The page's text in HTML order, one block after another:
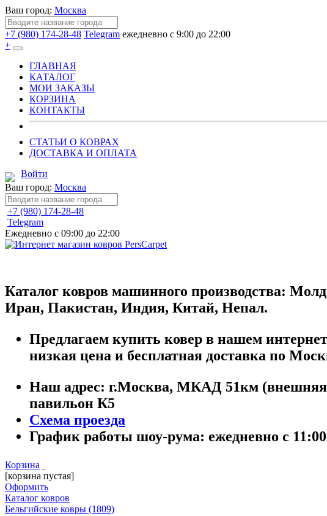
Ваш город: Москва
+7 (980) 174-28-48 Telegram ежедневно с 9:00 до 22:00
+
ГЛАВНАЯ
КАТАЛОГ
МОИ ЗАКАЗЫ
КОРЗИНА
КОНТАКТЫ
СТАТЬИ О КОВРАХ
ДОСТАВКА И ОПЛАТА
Войти
Ваш город: Москва
+7 (980) 174-28-48
Telegram
Ежедневно с 09:00 до 22:00
Каталог ковров машинного производства:
Иран, Пакистан, Индия, Китай, Непал.
Предлагаем купить ковер в нашем
низкая цена и бесплатная доставка по
Наш адрес: г.Москва, МКАД 51км (внешняя
павильон К5
Схема проезда
График работы шоу-рума: ежедневно с
Корзина
[корзина пустая]
Оформить
Каталог ковров
Бельгийские ковры (1809)